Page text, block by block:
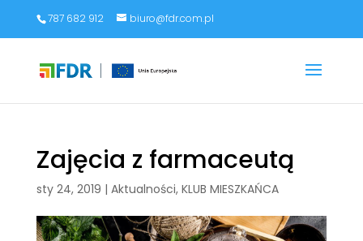
787 682 912 biuro@fdr.com.pl
Zajęcia z farmaceutą
sty 24, 2019 | Aktualności, KLUB MIESZKAŃCA